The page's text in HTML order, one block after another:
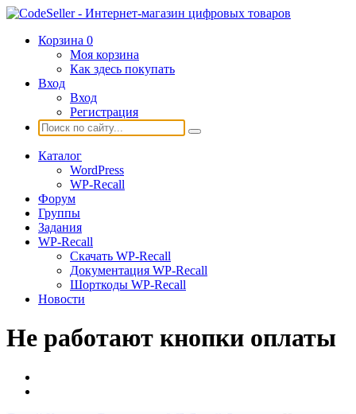
Корзина 0
Моя корзина
Как здесь покупать
Вход
Вход
Регистрация
Каталог
WordPress
WP-Recall
Форум
Группы
Задания
WP-Recall
Скачать WP-Recall
Документация WP-Recall
Шорткоды WP-Recall
Новости
Не работают кнопки оплаты